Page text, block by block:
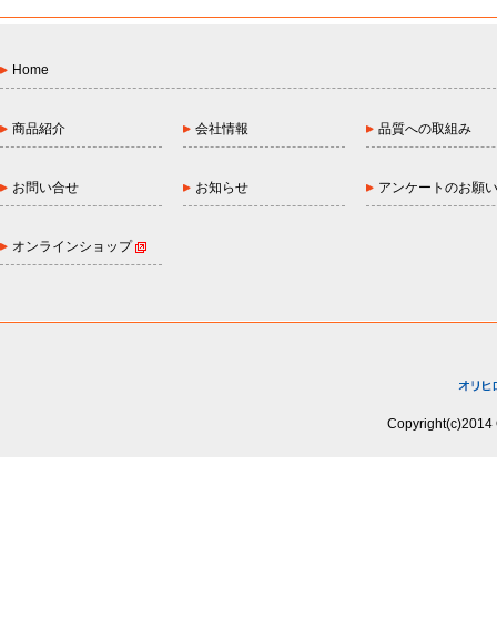
Home
商品紹介 会社情報 品質への取組み
お問い合せ お知らせ アンケートのお願い
オンラインショップ
Copyright(c)2014